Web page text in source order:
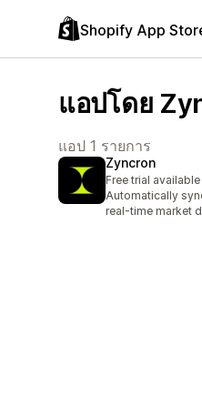
Shopify App
แอปโดย
แอป 1 รายการ
Zyncron
Free trial available
Automatically
real-time market